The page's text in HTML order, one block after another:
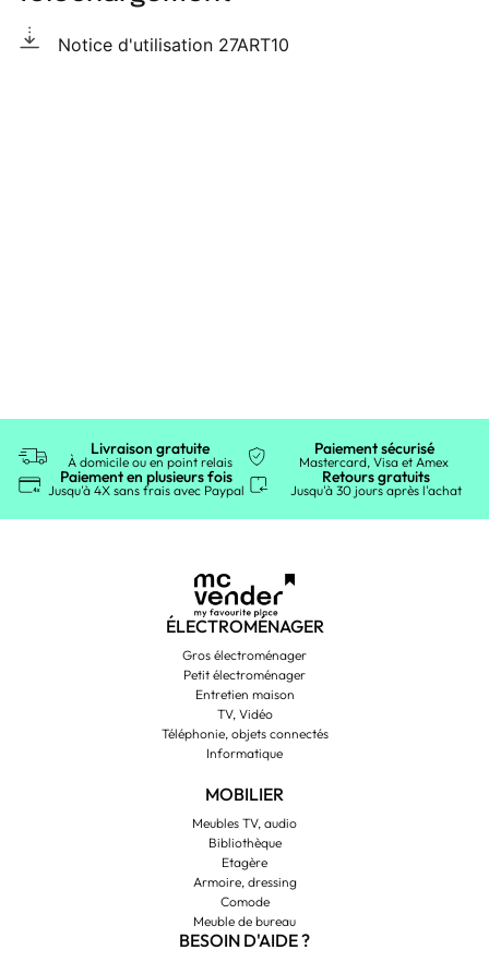
Notice d'utilisation 27ART10
Livraison gratuite
À domicile ou en point relais
Paiement sécurisé
Mastercard, Visa et Amex
Paiement en plusieurs fois
Jusqu'à 4X sans frais avec Paypal
Retours gratuits
Jusqu'à 30 jours après l'achat
ÉLECTROMÉNAGER
Gros électroménager
Petit électroménager
Entretien maison
TV, Vidéo
Téléphonie, objets connectés
Informatique
MOBILIER
Meubles TV, audio
Bibliothèque
Etagère
Armoire, dressing
Comode
Meuble de bureau
BESOIN D'AIDE ?